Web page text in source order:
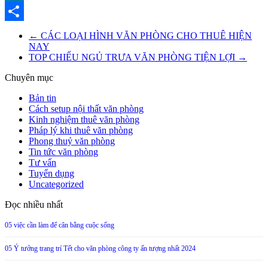
LinkedIn
← CÁC LOẠI HÌNH VĂN PHÒNG CHO THUÊ HIỆN
NAY
TOP CHIẾU NGỦ TRƯA VĂN PHÒNG TIỆN LỢI →
Chuyên mục
Bản tin
Cách setup nội thất văn phòng
Kinh nghiệm thuê văn phòng
Pháp lý khi thuê văn phòng
Phong thuỷ văn phòng
Tin tức văn phòng
Tư vấn
Tuyển dụng
Uncategorized
Đọc nhiều nhất
05 việc cần làm để cân bằng cuộc sống
05 Ý tưởng trang trí Tết cho văn phòng công ty ấn tượng nhất 2024